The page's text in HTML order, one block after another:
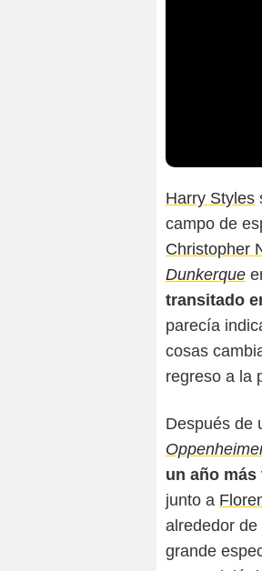
Harry Styles
campo de
Christopher
Dunkerque
transitado
parecía
cosas
regreso a la
Después de
un año
junto a
alrededor
grande